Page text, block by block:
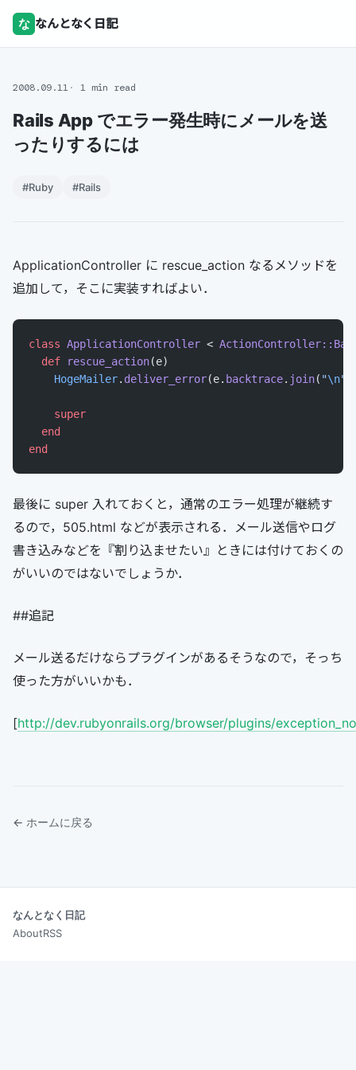
な なんとなく日記
2008.09.11 1 min read
Rails App でエラー発生時にメールを送
ったりするには
#Ruby #Rails
ApplicationController に rescue_action なるメソッドを
追加して，そこに実装すればよい．
class ApplicationController <
  def
rescue_action(e)
    HogeMailer
. deliver_error(e. backtrace. join( "\n"
    super
  end
end
最後に super 入れておくと，通常のエラー処理が継続す
るので，505.html などが表示される．メール送信やログ
書き込みなどを『割り込ませたい』ときには付けておくの
がいいのではないでしょうか．
##追記
メール送るだけならプラグインがあるそうなので，そっち
使った方がいいかも．
[http://dev.rubyonrails.org/browser/plugins/
← ホームに戻る
なんとなく日記
AboutRSS